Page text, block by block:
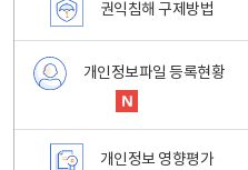
권익침해 구제방법
개인정보파일 등록현황
개인정보 영향평가